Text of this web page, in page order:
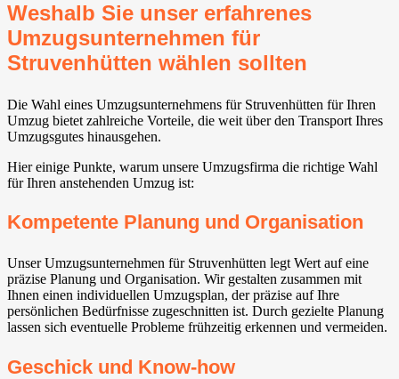
Weshalb Sie unser erfahrenes
Umzugsunternehmen für
Struvenhütten wählen sollten
Die Wahl eines Umzugsunternehmens für Struvenhütten für Ihren
Umzug bietet zahlreiche Vorteile, die weit über den Transport Ihres
Umzugsgutes hinausgehen.
Hier einige Punkte, warum unsere Umzugsfirma die richtige Wahl
für Ihren anstehenden Umzug ist:
Kompetente Planung und Organisation
Unser Umzugsunternehmen für Struvenhütten legt Wert auf eine
präzise Planung und Organisation. Wir gestalten zusammen mit
Ihnen einen individuellen Umzugsplan, der präzise auf Ihre
persönlichen Bedürfnisse zugeschnitten ist. Durch gezielte Planung
lassen sich eventuelle Probleme frühzeitig erkennen und vermeiden.
Geschick und Know-how